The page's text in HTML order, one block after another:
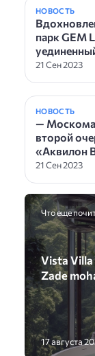
НОВОСТЬ
парк GEM
21 Сен 2023
НОВОСТЬ
—
второй
«Аквилон
21 Сен 2023
Что еще
Vista Villa
Zade
17 августа